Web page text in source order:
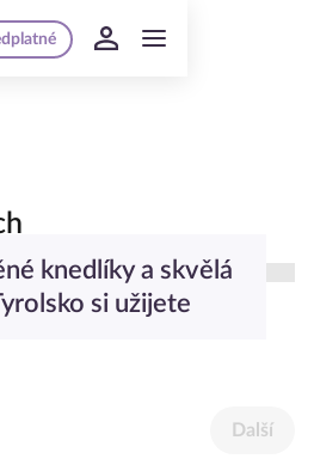
knedlíky a skvělá
si užijete
Další